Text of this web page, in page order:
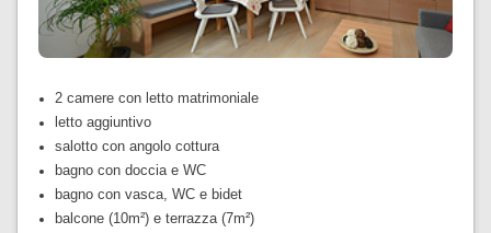
2 camere con letto matrimoniale
letto aggiuntivo
salotto con angolo cottura
bagno con doccia e WC
bagno con vasca, WC e bidet
balcone (10m²) e terrazza (7m²)